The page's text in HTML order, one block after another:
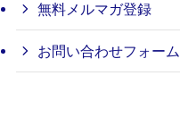
無料メルマガ登録
お問い合わせフォーム